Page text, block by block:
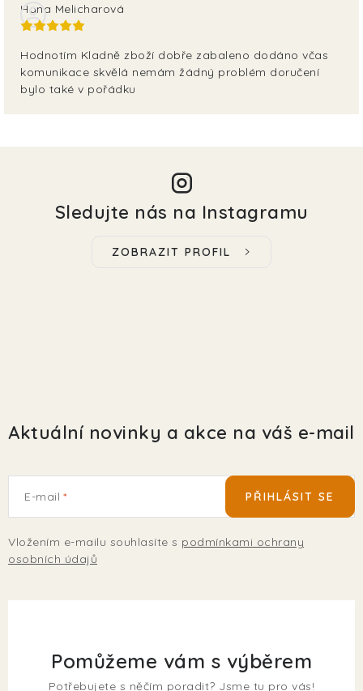
Hana Melicharová
Hodnotím Kladně zboží dobře zabaleno dodáno včas
komunikace skvělá nemám žádný problém doručení
bylo také v pořádku
Sledujte nás na Instagramu
ZOBRAZIT PROFIL
Aktuální novinky a akce na váš e-mail
E-mail
Vložením e-mailu souhlasíte s podmínkami ochrany
osobních údajů
PŘIHLÁSIT SE
Pomůžeme vám s výběrem
Potřebujete s něčím poradit? Jsme tu pro vás!